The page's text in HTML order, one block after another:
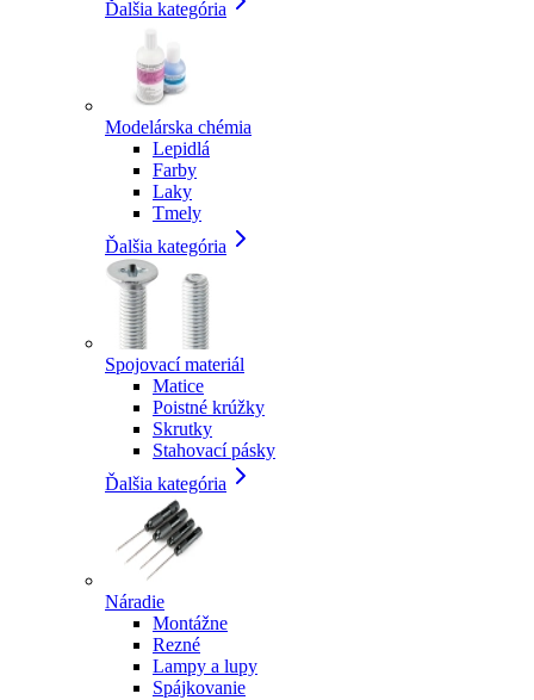
Ďalšia kategória
Modelárska chémia
Lepidlá
Farby
Laky
Tmely
Ďalšia kategória
Spojovací materiál
Matice
Poistné krúžky
Skrutky
Stahovací pásky
Ďalšia kategória
Náradie
Montážne
Rezné
Lampy a lupy
Spájkovanie